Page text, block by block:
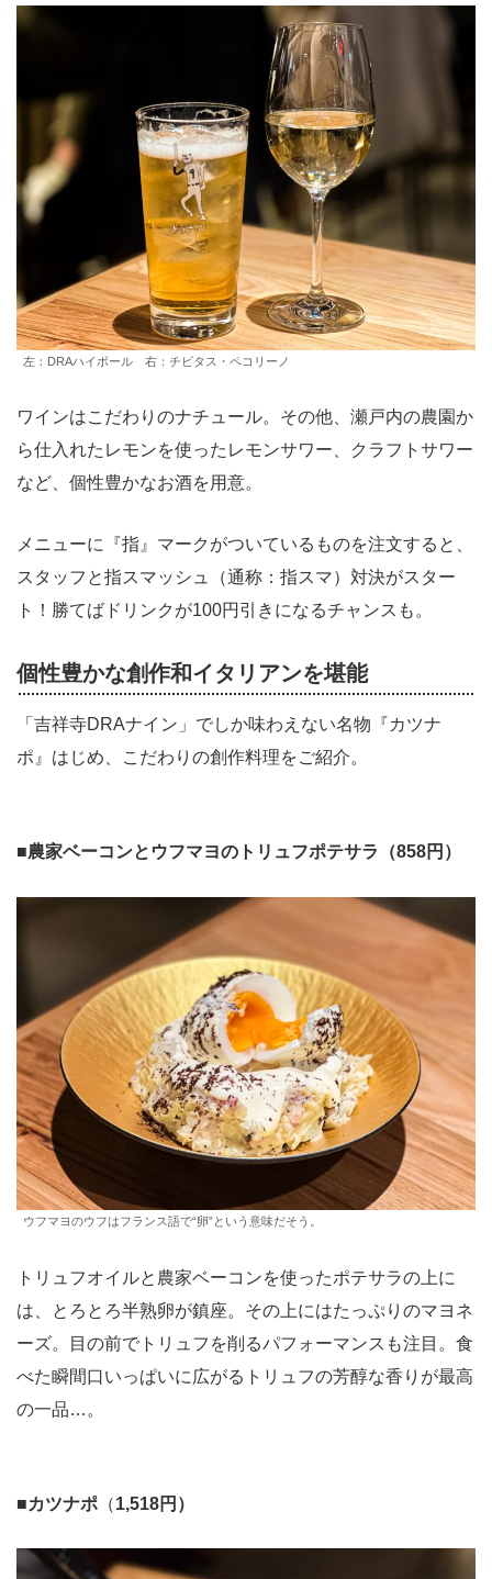
左：DRAハイボール 右：チビタス・ペコリーノ
ワインはこだわりのナチュール。その他、瀬戸内の農園か
ら仕入れたレモンを使ったレモンサワー、クラフトサワー
など、個性豊かなお酒を用意。
メニューに『指』マークがついているものを注文すると、
スタッフと指スマッシュ（通称：指スマ）対決がスター
ト！勝てばドリンクが100円引きになるチャンスも。
個性豊かな創作和イタリアンを堪能
「吉祥寺DRAナイン」でしか味わえない名物『カツナ
ポ』はじめ、こだわりの創作料理をご紹介。
■農家ベーコンとウフマヨのトリュフポテサラ（858円）
ウフマヨのウフはフランス語で“卵”という意味だそう。
トリュフオイルと農家ベーコンを使ったポテサラの上に
は、とろとろ半熟卵が鎮座。その上にはたっぷりのマヨネ
ーズ。目の前でトリュフを削るパフォーマンスも注目。食
べた瞬間口いっぱいに広がるトリュフの芳醇な香りが最高
の一品…。
■カツナポ （1,518円）